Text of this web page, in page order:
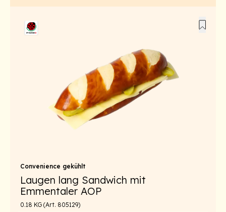
Convenience gekühlt
Laugen lang Sandwich mit
Emmentaler AOP
0.18 KG (Art. 805129)